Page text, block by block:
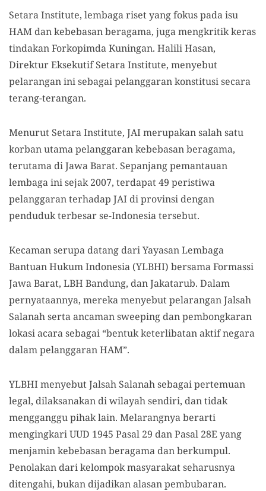
Setara Institute, lembaga riset yang fokus pada isu
HAM dan kebebasan beragama, juga mengkritik keras
tindakan Forkopimda Kuningan. Halili Hasan,
Direktur Eksekutif Setara Institute, menyebut
pelarangan ini sebagai pelanggaran konstitusi secara
terang-terangan.
Menurut Setara Institute, JAI merupakan salah satu
korban utama pelanggaran kebebasan beragama,
terutama di Jawa Barat. Sepanjang pemantauan
lembaga ini sejak 2007, terdapat 49 peristiwa
pelanggaran terhadap JAI di provinsi dengan
penduduk terbesar se-Indonesia tersebut.
Kecaman serupa datang dari Yayasan Lembaga
Bantuan Hukum Indonesia (YLBHI) bersama Formassi
Jawa Barat, LBH Bandung, dan Jakatarub. Dalam
pernyataannya, mereka menyebut pelarangan Jalsah
Salanah serta ancaman sweeping dan pembongkaran
lokasi acara sebagai “bentuk keterlibatan aktif negara
dalam pelanggaran HAM”.
YLBHI menyebut Jalsah Salanah sebagai pertemuan
legal, dilaksanakan di wilayah sendiri, dan tidak
mengganggu pihak lain. Melarangnya berarti
mengingkari UUD 1945 Pasal 29 dan Pasal 28E yang
menjamin kebebasan beragama dan berkumpul.
Penolakan dari kelompok masyarakat seharusnya
ditengahi, bukan dijadikan alasan pembubaran.